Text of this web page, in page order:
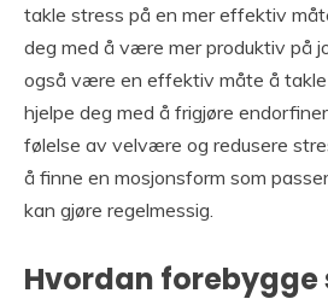
takle stress på en mer effektiv
deg med å være mer produktiv på
også være en effektiv måte å
hjelpe deg med å frigjøre
følelse av velvære og redusere
å finne en mosjonsform som
kan gjøre regelmessig.
Hvordan forebygge